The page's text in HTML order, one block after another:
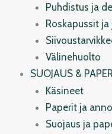
Puhdistus ja
Roskapussit
Välinehuolto
SUOJAUS &
Käsineet
Paperit ja
Suojaus ja